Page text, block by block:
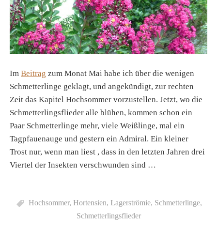
Im Beitrag zum Monat Mai habe ich über die wenigen
Schmetterlinge geklagt, und angekündigt, zur rechten
Zeit das Kapitel Hochsommer vorzustellen. Jetzt, wo die
Schmetterlingsflieder alle blühen, kommen schon ein
Paar Schmetterlinge mehr, viele Weißlinge, mal ein
Tagpfauenauge und gestern ein Admiral. Ein kleiner
Trost nur, wenn man liest , dass in den letzten Jahren drei
Viertel der Insekten verschwunden sind …
Hochsommer, Hortensien, Lagerströmie, Schmetterlinge,
Schmetterlingsflieder